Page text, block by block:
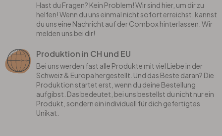
Hast du Fragen? Kein Problem! Wir sind hier, um dir zu
helfen! Wenn du uns einmal nicht sofort erreichst, kannst
du uns eine Nachricht auf der Combox hinterlassen. Wir
melden uns bei dir!
Produktion in CH und EU
Bei uns werden fast alle Produkte mit viel Liebe in der
Schweiz & Europa hergestellt. Und das Beste daran? Die
Produktion startet erst, wenn du deine Bestellung
aufgibst. Das bedeutet, bei uns bestellst du nicht nur ein
Produkt, sondern ein individuell für dich gefertigtes
Unikat.